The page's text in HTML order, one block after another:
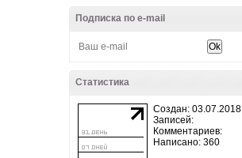
Подписка по e-mail
Статистика
Создан: 03.07.2018
Записей:
Комментариев:
Написано: 360